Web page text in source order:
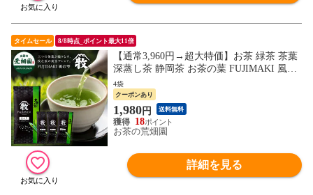
タイムセール 8/8時点_ポイント最大11倍
【通常3,960円→超大特価】お茶 緑茶 茶葉
深蒸し茶 静岡茶 お茶の葉 FUJIMAKI 風の
雫（70g）4袋
4袋
クーポンあり
1,980円 送料無料
18
お茶の荒畑園
詳細を見る